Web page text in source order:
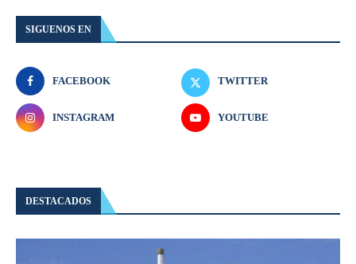
SIGUENOS EN
FACEBOOK TWITTER
INSTAGRAM YOUTUBE
DESTACADOS